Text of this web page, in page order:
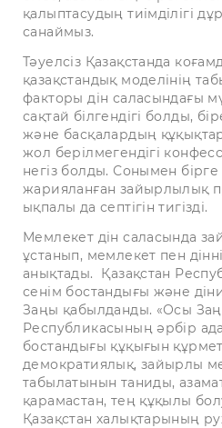
қалыптасудың тиімділігі
санаймыз.
Тәуелсіз Қазақстанда
қазақстандық моделінің
факторы дін саласындағы
сақтай білгендігі болды,
және басқалардың
жол берілмегендігі
негіз болды. Сонымен
жарияланған зайырлылық
ықпалы да септігін тигізді.
Мемлекет дін саласында
ұстанып, мемлекет пен
анықтады. Қазақстан
сенім бостандығы және
Заңы қабылданды. «Осы Заң
Республикасының әрбiр
бостандығы құқығын
демократиялық, зайырлы
табылатынын таниды,
қарамастан, тең құқылы
Қазақстан халықтарының